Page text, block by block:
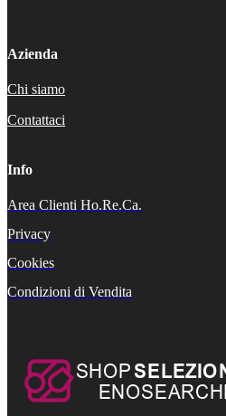
Azienda
Chi siamo
Contattaci
Info
Area Clienti Ho.Re.Ca.
Privacy
Cookies
Condizioni di Vendita